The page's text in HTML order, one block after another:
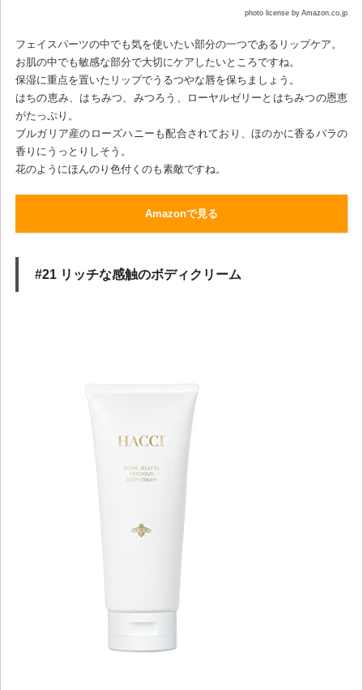
photo license by Amazon.co.jp
フェイスパーツの中でも気を使いたい部分の一つであるリップケア。
お肌の中でも敏感な部分で大切にケアしたいところですね。
保湿に重点を置いたリップでうるつやな唇を保ちましょう。
はちの恵み、はちみつ、みつろう、ローヤルゼリーとはちみつの恩恵
がたっぷり。
ブルガリア産のローズハニーも配合されており、ほのかに香るバラの
香りにうっとりしそう。
花のようにほんのり色付くのも素敵ですね。
Amazonで見る
#21 リッチな感触のボディクリーム